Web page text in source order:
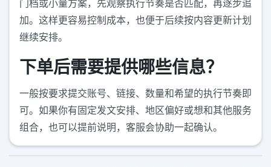
门档或小量方案，先观察执行节奏是否匹配，再逐步追
加。这样更容易控制成本，也便于后续按内容更新计划
继续安排。
下单后需要提供哪些信息？
一般按要求提交账号、链接、数量和希望的执行节奏即
可。如果你有固定发文安排、地区偏好或想和其他服务
组合，也可以提前说明，客服会协助一起确认。